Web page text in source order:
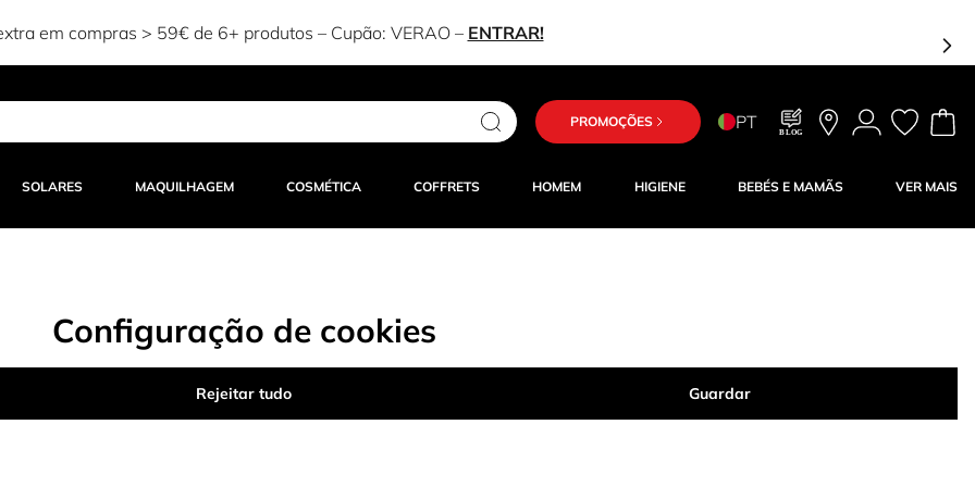
em compras > 59€ de 6+ produtos – Cupão: VERAO– ENTRAR!
PROMOÇÕES PT BLOG
SOLARES MAQUILHAGEM COSMÉTICA COFFRETS HOMEM HIGIENE BEBÉS E MAMÃS VER MAIS
Configuração de cookies
Rejeitar tudo Guardar